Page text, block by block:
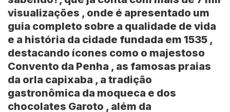
visualizações , onde é apresentado um
guia completo sobre a qualidade de vida
e a história da cidade fundada em 1535 ,
destacando ícones como o majestoso
Convento da Penha , as famosas praias
da orla capixaba , a tradição
gastronômica da moqueca e dos
chocolates Garoto , além da